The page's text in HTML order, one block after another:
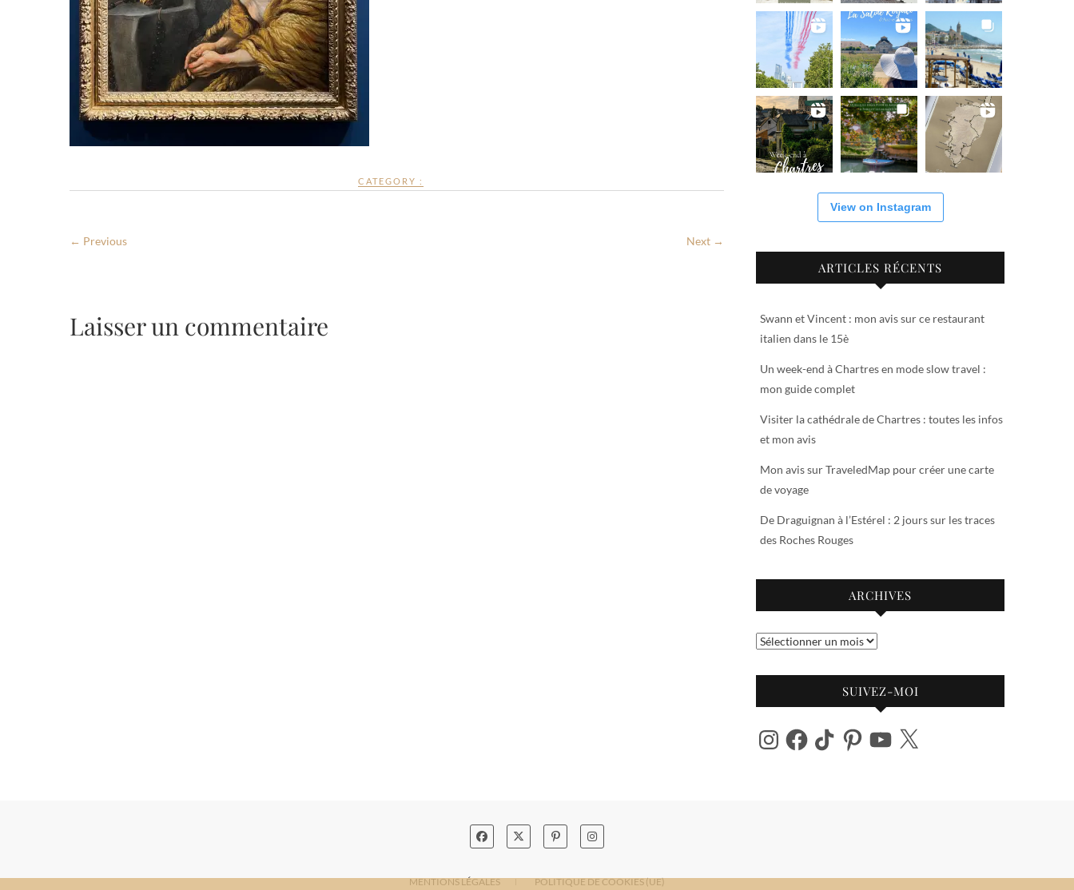
CATEGORY :
← Previous Next →
Laisser un commentaire
View on Instagram
ARTICLES RÉCENTS
Swann et Vincent : mon avis sur ce restaurant
italien dans le 15è
Un week-end à Chartres en mode slow travel :
mon guide complet
Visiter la cathédrale de Chartres : toutes les infos
et mon avis
Mon avis sur TraveledMap pour créer une carte
de voyage
De Draguignan à l’Estérel : 2 jours sur les traces
des Roches Rouges
ARCHIVES
Archives
SUIVEZ-MOI
InstagramFacebook
TikTok PinterestYouTube
X
MENTIONS LÉGALES POLITIQUE DE COOKIES (UE)